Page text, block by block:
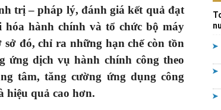
lý
trị – pháp lý, đánh giá kết quả đạt
hóa hành chính và tổ chức bộ máy
đó, chỉ ra những hạn chế còn tồn
ứng dịch vụ hành chính công theo
tâm, tăng cường ứng dụng công
hiệu quả cao hơn.